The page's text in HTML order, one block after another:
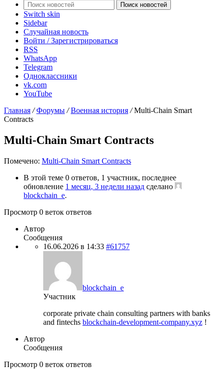
Поиск новостей
Switch skin
Sidebar
Случайная новость
Войти / Зарегистрироваться
RSS
WhatsApp
Telegram
Одноклассники
vk.com
YouTube
Главная / Форумы / Военная история / Multi-Chain Smart
Contracts
Multi-Chain Smart Contracts
Помечено: Multi-Chain Smart Contracts
В этой теме 0 ответов, 1 участник, последнее
обновление 1 месяц, 3 недели назад сделано
blockchain_e.
Просмотр 0 веток ответов
Автор
Сообщения
16.06.2026 в 14:33 #61757
blockchain_e
Участник
corporate private chain consulting partners with banks
and fintechs blockchain-development-company.xyz !
Автор
Сообщения
Просмотр 0 веток ответов